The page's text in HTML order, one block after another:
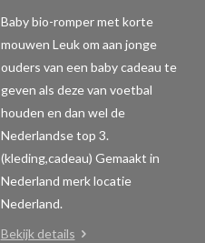
Baby bio-romper met korte
mouwen Leuk om aan jonge
ouders van een baby cadeau te
geven als deze van voetbal
houden en dan wel de
Nederlandse top 3.
(kleding,cadeau) Gemaakt in
Nederland merk locatie
Nederland.
Bekijk details